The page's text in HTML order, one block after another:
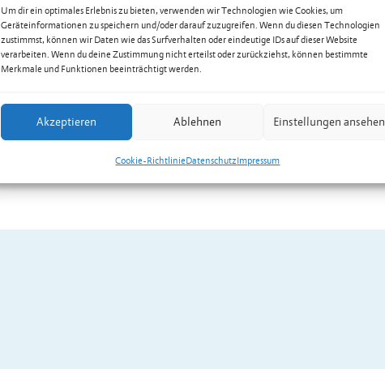
Um dir ein optimales Erlebnis zu bieten, verwenden wir Technologien wie Cookies, um
Geräteinformationen zu speichern und/oder darauf zuzugreifen. Wenn du diesen Technologien
zustimmst, können wir Daten wie das Surfverhalten oder eindeutige IDs auf dieser Website
verarbeiten. Wenn du deine Zustimmung nicht erteilst oder zurückziehst, können bestimmte
Merkmale und Funktionen beeinträchtigt werden.
Akzeptieren Ablehnen Einstellungen ansehen
Cookie-RichtlinieDatenschutzImpressum